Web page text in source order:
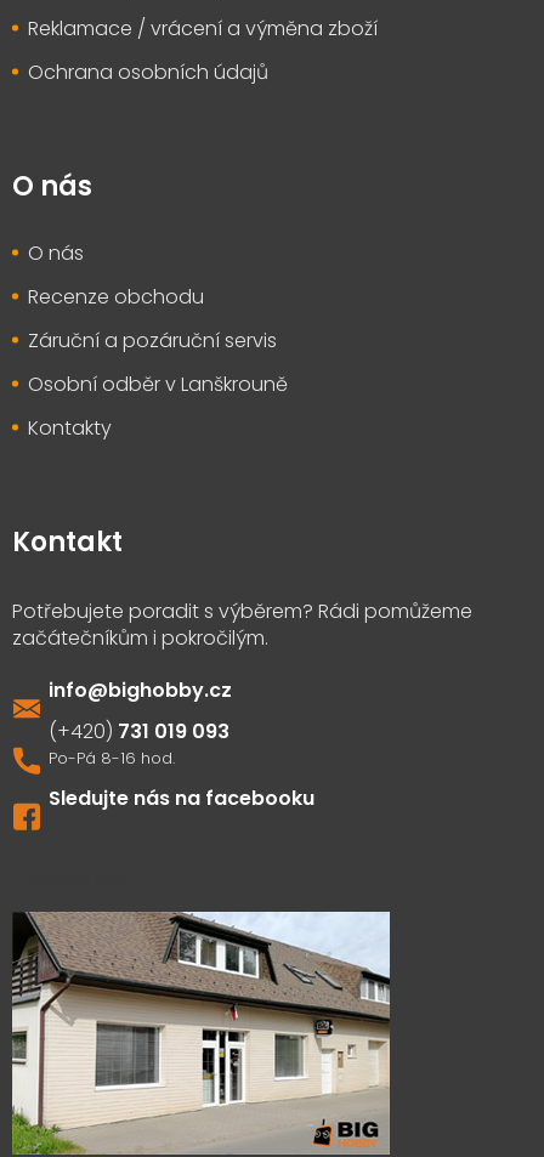
Reklamace / vrácení a výměna zboží
Ochrana osobních údajů
O nás
O nás
Recenze obchodu
Záruční a pozáruční servis
Osobní odběr v Lanškrouně
Kontakty
Kontakt
info@bighobby.cz
731 019 093
Sledujte nás na facebooku